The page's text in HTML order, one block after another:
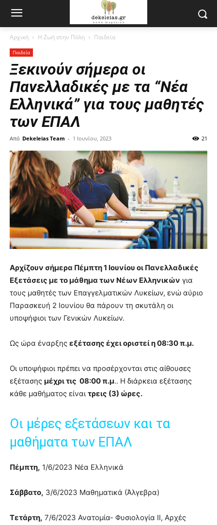
Αρχική Η Ζωή στην Πόλη Παιδεία
Παιδεία
Ξεκινούν σήμερα οι
Πανελλαδικές με τα “Νέα
Ελληνικά” για τους μαθητές
των ΕΠΑΛ
Από Dekeleias Team - 1 Ιουνίου, 2023 21
Αρχίζουν σήμερα Πέμπτη 1 Ιουνίου οι Πανελλαδικές
Εξετάσεις με το μάθημα των Νέων Ελληνικών για
τους μαθητές των Επαγγελματικών Λυκείων, ενώ αύριο
Παρασκευή 2 Ιουνίου θα πάρουν τη σκυτάλη οι
υποψήφιοι των Γενικών Λυκείων.
Ως ώρα έναρξης εξέτασης έχει οριστεί η 08:30 π.μ.
Οι υποψήφιοι πρέπει να προσέρχονται στις αίθουσες
εξέτασης μέχρι τις 08:00 π.μ.. Η διάρκεια εξέτασης
κάθε μαθήματος είναι τρεις (3) ώρες.
Οι μέρες εξετάσεων και τα
μαθήματα των ΕΠΑΛ
Πέμπτη, 1/6/2023 Νέα Ελληνικά
Σάββατο, 3/6/2023 Μαθηματικά (Άλγεβρα)
Τετάρτη, 7/6/2023 Ανατομία- Φυσιολογία ΙΙ, Αρχές